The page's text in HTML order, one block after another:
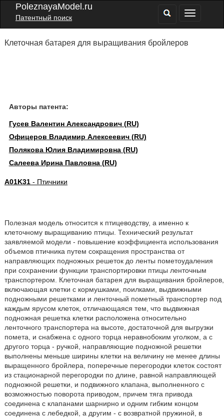
PoleznayaModel.ru
Патентный поиск
Клеточная батарея для выращивания бройлеров
Авторы патента:
Гусев Валентин Александрович (RU)
Офицеров Владимир Алексеевич (RU)
Полякова Юлия Владимировна (RU)
Салеева Ирина Павловна (RU)
A01K31- Птичники
Полезная модель относится к птицеводству, а именно к
клеточному выращиванию птицы. Технический результат
заявляемой модели - повышение коэффициента использования
объемов птичника путем сокращения пространства от
направляющих подножных решеток до ленты пометоудаления
при сохранении функции транспортировки птицы ленточным
транспортером. Клеточная батарея для выращивания бройлеров,
включающая клетки с кормушками, поилками, выдвижными
подножными решетками и ленточный пометный транспортер под
каждым ярусом клеток, отличающаяся тем, что выдвижная
подножная решетка клетки расположена относительно
ленточного транспортера на высоте, достаточной для выгрузки
помета, и снабжена с одного торца неравнобоким уголком, а с
другого торца - ручкой, направляющие подножной решетки
выполнены меньше ширины клетки на величину не менее длины
выращенного бройлера, поперечные перегородки клеток состоят
из стационарной перегородки по длине, равной направляющей
подножной решетки, и подвижного клапана, выполненного с
возможностью поворота приводом, причем тяга привода
соединена с клапанами шарнирно и одним гибким концом
соединена с лебедкой, а другим - с возвратной пружиной, в